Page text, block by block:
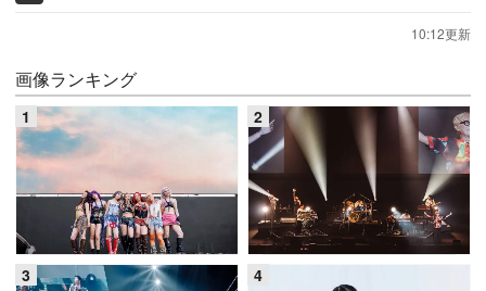
10:12更新
画像ランキング